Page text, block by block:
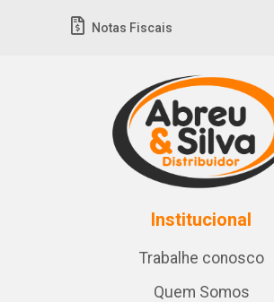
Notas Fiscais
Institucional
Trabalhe conosco
Quem Somos